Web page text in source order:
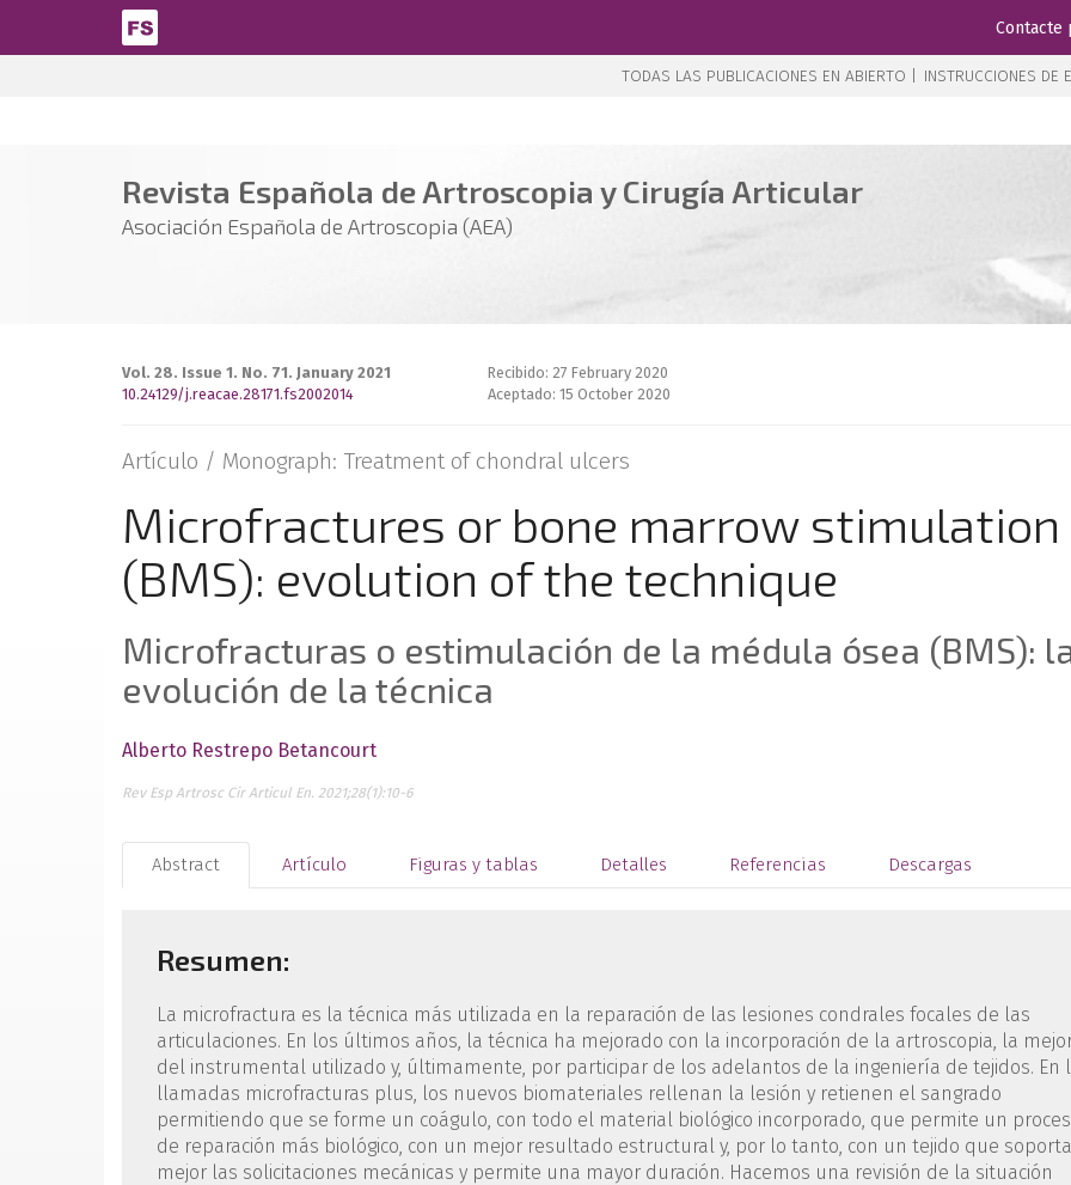
Pasar al contenido principal
Contacte
TODAS LAS PUBLICACIONES EN ABIERTO | INSTRUCCIONES DE
Revista Española de Artroscopia y Cirugía Articular
Asociación Española de Artroscopia (AEA)
Vol. 28. Issue 1. No. 71. January 2021
10.24129/j.reacae.28171.fs2002014
Recibido: 27 February 2020
Aceptado: 15 October 2020
Artículo / Monograph: Treatment of chondral ulcers
Microfractures or bone marrow stimulation
(BMS): evolution of the technique
Microfracturas o estimulación de la médula ósea (BMS):
evolución de la técnica
Alberto Restrepo Betancourt
Rev Esp Artrosc Cir Articul En. 2021;28(1):10-6
Abstract Artículo Figuras y tablas Detalles Referencias Descargas
Resumen:
La microfractura es la técnica más utilizada en la reparación de las lesiones condrales focales de las
articulaciones. En los últimos años, la técnica ha mejorado con la incorporación de la artroscopia, la
del instrumental utilizado y, últimamente, por participar de los adelantos de la ingeniería de tejidos. En
llamadas microfracturas plus, los nuevos biomateriales rellenan la lesión y retienen el sangrado
permitiendo que se forme un coágulo, con todo el material biológico incorporado, que permite un
de reparación más biológico, con un mejor resultado estructural y, por lo tanto, con un tejido que soporta
mejor las solicitaciones mecánicas y permite una mayor duración. Hacemos una revisión de la situación